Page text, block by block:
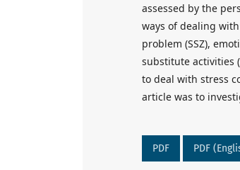
assessed by the
ways of dealing
problem (SSZ),
substitute activities
to deal with stress
article was to
PDF PDF